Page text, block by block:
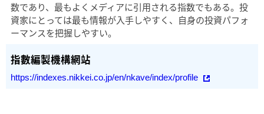
数であり、最もよくメディアに引用される指数でもある。投
資家にとっては最も情報が入手しやすく、自身の投資パフォ
ーマンスを把握しやすい。
https://indexes.nikkei.co.jp/en/nkave/index/profile